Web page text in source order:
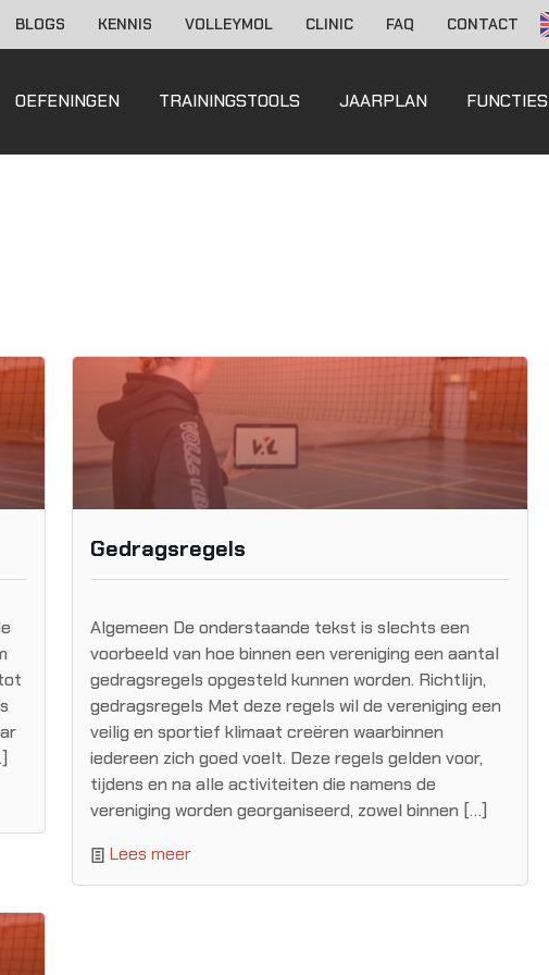
BLOGS KENNIS VOLLEYMOL CLINIC FAQ CONTACT
OEFENINGEN TRAININGSTOOLS JAARPLAN FUNCTIES
Gedragsregels
Algemeen De onderstaande tekst is slechts een
voorbeeld van hoe binnen een vereniging een aantal
gedragsregels opgesteld kunnen worden. Richtlijn,
gedragsregels Met deze regels wil de vereniging een
veilig en sportief klimaat creëren waarbinnen
iedereen zich goed voelt. Deze regels gelden voor,
tijdens en na alle activiteiten die namens de
vereniging worden georganiseerd, zowel binnen […]
Lees meer